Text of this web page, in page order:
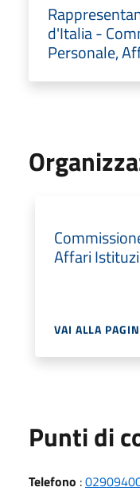
d'Italia -
Personale,
Affari
VAI ALLA
Punti di
Telefono :